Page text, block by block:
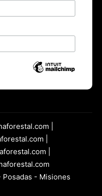
|
|
|
- Misiones